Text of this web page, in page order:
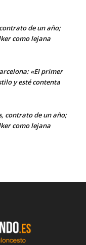
de un año;
como lejana
«El primer
y esté contenta
contrato de un año;
como lejana